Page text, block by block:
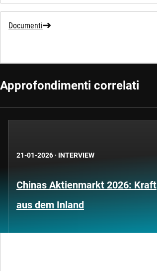
Documenti
Approfondimenti correlati
21-01-2026 · INTERVIEW
Chinas Aktienmarkt 2026: Kraft
aus dem Inland